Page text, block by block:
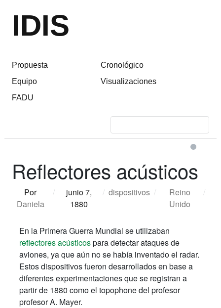
IDIS
Propuesta
Equipo
FADU
Cronológico
Visualizaciones
Reflectores acústicos
Por
Daniela
/
junio 7,
1880
/ dispositivos /
Reino
Unido
/
En la Primera Guerra Mundial se utilizaban
reflectores acústicospara detectar ataques de
aviones, ya que aún no se había inventado el radar.
Estos dispositivos fueron desarrollados en base a
diferentes experimentaciones que se registran a
partir de 1880 como el topophone del profesor
profesor A. Mayer.